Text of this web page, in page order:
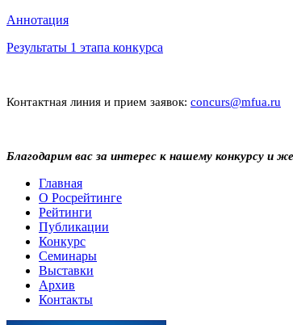
Аннотация
Результаты 1 этапа конкурса
Контактная линия и прием заявок: concurs@mfua.ru
Благодарим вас за интерес к нашему конкурсу и
Главная
О Росрейтинге
Рейтинги
Публикации
Конкурс
Семинары
Выставки
Архив
Контакты